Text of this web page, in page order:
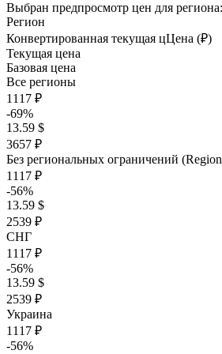
Выбран предпросмотр цен для региона:
Регион
Конвертированная текущая цЦена (₽)
Текущая цена
Базовая цена
Все регионы
1117 ₽
-69%
13.59 $
3657 ₽
Без региональных ограничений
1117 ₽
-56%
13.59 $
2539 ₽
СНГ
1117 ₽
-56%
13.59 $
2539 ₽
Украина
1117 ₽
-56%